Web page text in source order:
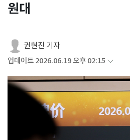
원대
권현진 기자
업데이트 2026.06.19 오후 02:15